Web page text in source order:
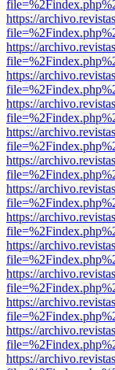
https://
https://
https://
https://
https://
https://
https://
https://
https://
https://
https://
https://
https://